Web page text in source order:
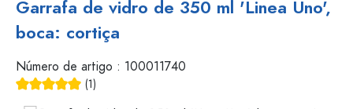
Garrafa de vidro de 350 ml 'Linea Uno',
boca: cortiça
Número de artigo : 100011740
(1)